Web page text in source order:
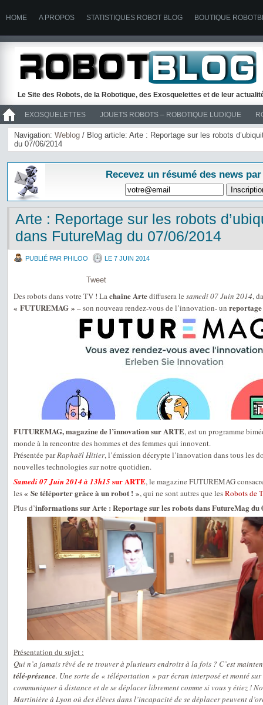
HOME A PROPOS STATISTIQUES ROBOT BLOG BOUTIQUE
Le Site des Robots, de la Robotique, des Exosquelettes et de leur
EXOSQUELETTES JOUETS ROBOTS – ROBOTIQUE LUDIQUE
>> ROBOTS
Navigation: Weblog / Blog article: Arte : Reportage sur les robots
du 07/06/2014
Recevez un résumé des news
Arte : Reportage sur les robots
dans FutureMag du 07/06/2014
PUBLIÉ PAR PHILOO LE 7 JUIN 2014
Tweet
Des robots dans votre TV ! Lachaine Artediffusera le samedi 07 Juin 2014,
« FUTUREMAG » – son nouveau rendez-vous de l’innovation- un
FUTUREMAG, magazine de l’innovation sur ARTE, est un programme
monde à la rencontre des hommes et des femmes qui innovent.
Présentée parRaphaël Hitier, l’émission décrypte l’innovation dans tous les
nouvelles technologies sur notre quotidien.
Samedi 07 Juin 2014 à 13h15sur ARTE, le magazine FUTUREMAG
les« Se téléporter grâce à un robot ! », qui ne sont autres que lesRobots de
Plus d’informations sur Arte : Reportage sur les robots dans FutureMag du
Présentation du sujet :
Qui n’a jamais rêvé de se trouver à plusieurs endroits à la fois ? C’est
télé-présence. Une sorte de « téléportation » par écran interposé et monté
communiquer à distance et de se déplacer librement comme si vous y étiez !
Martinière à Lyon où des élèves dans l’incapacité de se déplacer peuvent